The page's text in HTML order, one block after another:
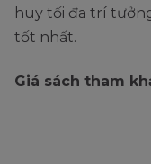
huy tối đa trí
tốt nhất.
Giá sách tham